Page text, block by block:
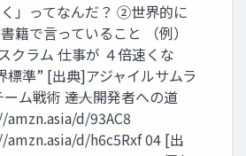
く」ってなんだ？ ②世界的に
籍で言っていること （例）
クラム 仕事が ４倍速くな
標準” [出典]アジャイルサムラ
ム戦術 ――達人開発者への道
d/93AC8
d/h6c5Rxf 04 [出